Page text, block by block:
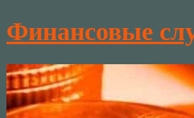
Финансовые